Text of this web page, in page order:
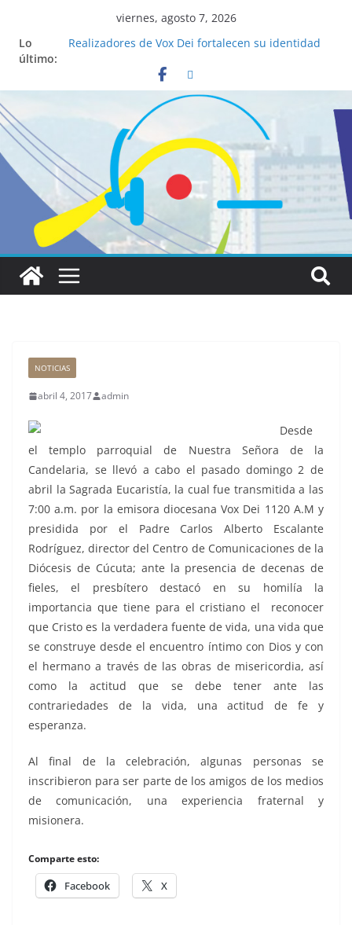
viernes, agosto 7, 2026
Lo
último:
Realizadores de Vox Dei fortalecen su identidad
La ciencia desvela los 5 secretos que tiene
fácilmente un católico para convertirse en
“Superancianos”
Pop Up Market atrae a cientos de visitantes y
dinamiza la economía local
Salud mental a la mesa: la importancia de
hablarlo en familia
Lo que tienen en común la nueva Película Toy
Story 5 y el Papa León XIV
NOTICIAS
abril 4, 2017 admin
Desde
el templo parroquial de Nuestra Señora de la
Candelaria, se llevó a cabo el pasado domingo 2 de
abril la Sagrada Eucaristía, la cual fue transmitida a las
7:00 a.m. por la emisora diocesana Vox Dei 1120 A.M y
presidida por el Padre Carlos Alberto Escalante
Rodríguez, director del Centro de Comunicaciones de la
Diócesis de Cúcuta; ante la presencia de decenas de
fieles, el presbítero destacó en su homilía la
importancia que tiene para el cristiano el reconocer
que Cristo es la verdadera fuente de vida, una vida que
se construye desde el encuentro íntimo con Dios y con
el hermano a través de las obras de misericordia, así
como la actitud que se debe tener ante las
contrariedades de la vida, una actitud de fe y
esperanza.
Al final de la celebración, algunas personas se
inscribieron para ser parte de los amigos de los medios
de comunicación, una experiencia fraternal y
misionera.
Comparte esto:
Facebook X